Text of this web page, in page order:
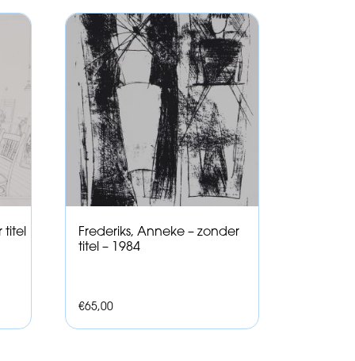
titel
Frederiks, Anneke – zonder
titel – 1984
€65,00